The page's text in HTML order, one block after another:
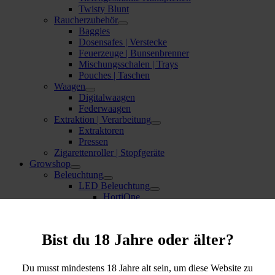
Bist du 18 Jahre oder älter?
Du musst mindestens 18 Jahre alt sein, um diese Website zu
Twisty Blunt
Raucherzubehör
Baggies
Dosensafes | Verstecke
Feuerzeuge | Bunsenbrenner
Mischungsschalen | Trays
Pouches | Taschen
Waagen
Digitalwaagen
Federwaagen
Extraktion | Verarbeitung
Extraktoren
Pressen
Zigarettenroller | Stopfgeräte
Growshop
Beleuchtung
LED Beleuchtung
HortiOne
Aktivkohlefilter GROW
Formteile Lüftung